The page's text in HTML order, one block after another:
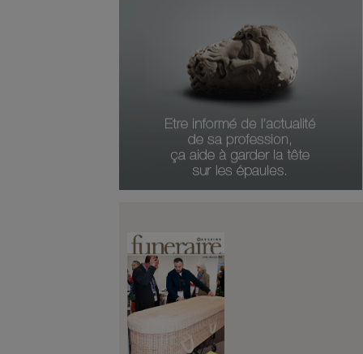
Numéro Du Produit
Type De Produit
Genre Du Produit